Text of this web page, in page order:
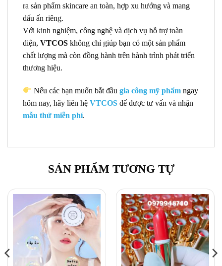
ra sản phẩm skincare an toàn, hợp xu hướng và mang
dấu ấn riêng.
Với kinh nghiệm, công nghệ và dịch vụ hỗ trợ toàn
diện, VTCOS không chỉ giúp bạn có một sản phẩm
chất lượng mà còn đồng hành trên hành trình phát triển
thương hiệu.
Nếu các bạn muốn bắt đầugia công mỹ phẩm ngay
hôm nay, hãy liên hệ VTCOS để được tư vấn và nhận
mẫu thử miễn phí.
SẢN PHẨM TƯƠNG TỰ